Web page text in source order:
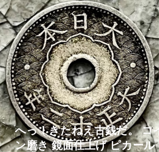
Lapse ASMR
へっ！きたねえ古銭だ。 コイ
ン磨き 鏡面仕上げ ピカール